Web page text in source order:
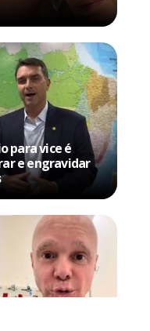
para vice é
e engravidar